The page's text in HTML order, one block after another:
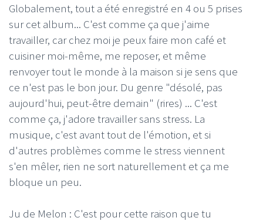
Globalement, tout a été enregistré en 4 ou 5 prises
sur cet album... C'est comme ça que j'aime
travailler, car chez moi je peux faire mon café et
cuisiner moi-même, me reposer, et même
renvoyer tout le monde à la maison si je sens que
ce n'est pas le bon jour. Du genre "désolé, pas
aujourd'hui, peut-être demain" (rires) ... C'est
comme ça, j'adore travailler sans stress. La
musique, c'est avant tout de l'émotion, et si
d'autres problèmes comme le stress viennent
s'en mêler, rien ne sort naturellement et ça me
bloque un peu.
Ju de Melon : C'est pour cette raison que tu